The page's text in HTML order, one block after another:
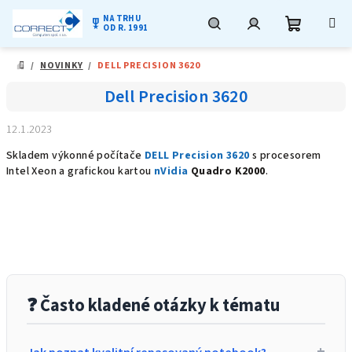
military_tech NA TRHU
OD R. 1991
DOMŮ
/ NOVINKY / DELL PRECISION 3620
Dell Precision 3620
12.1.2023
Skladem výkonné počítače DELL Precision 3620 s procesorem
Intel Xeon a grafickou kartou nVidia Quadro K2000.
❓ Často kladené otázky k tématu